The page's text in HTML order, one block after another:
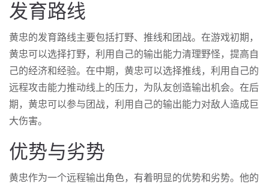
发育路线
黄忠的发育路线主要包括打野、推线和团战。在游戏初期，
黄忠可以选择打野，利用自己的输出能力清理野怪，提高自
己的经济和经验。在中期，黄忠可以选择推线，利用自己的
远程攻击能力推动线上的压力，为队友创造输出机会。在后
期，黄忠可以参与团战，利用自己的输出能力对敌人造成巨
大伤害。
优势与劣势
黄忠作为一个远程输出角色，有着明显的优势和劣势。他的